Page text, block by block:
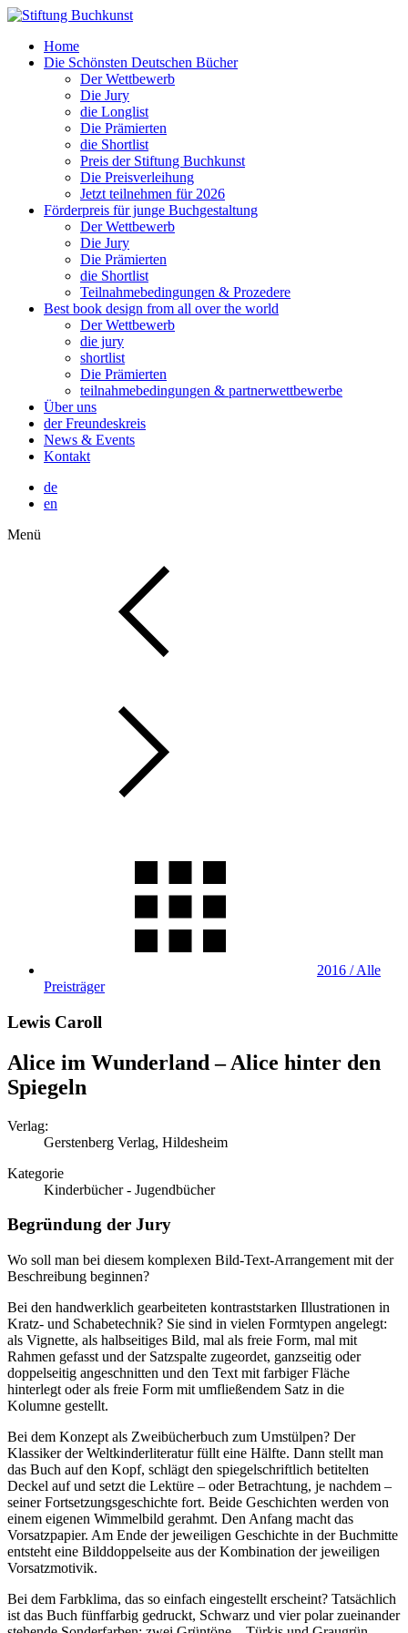
Home
Die Schönsten Deutschen Bücher
Der Wettbewerb
Die Jury
die Longlist
Die Prämierten
die Shortlist
Preis der Stiftung Buchkunst
Die Preisverleihung
Jetzt teilnehmen für 2026
Förderpreis für junge Buchgestaltung
Der Wettbewerb
Die Jury
Die Prämierten
die Shortlist
Teilnahmebedingungen & Prozedere
Best book design from all over the world
Der Wettbewerb
die jury
shortlist
Die Prämierten
teilnahmebedingungen & partnerwettbewerbe
Über uns
der Freundeskreis
News & Events
Kontakt
de
en
Menü
2016 / Alle
Preisträger
Lewis Caroll
Alice im Wunderland – Alice hinter den
Spiegeln
Verlag:
Gerstenberg Verlag, Hildesheim
Kategorie
Kinderbücher - Jugendbücher
Begründung der Jury
Wo soll man bei diesem komplexen Bild-Text-Arrangement mit der
Beschreibung beginnen?
Bei den handwerklich gearbeiteten kontraststarken Illustrationen in
Kratz- und Schabetechnik? Sie sind in vielen Formtypen angelegt:
als Vignette, als halbseitiges Bild, mal als freie Form, mal mit
Rahmen gefasst und der Satzspalte zugeordet, ganzseitig oder
doppelseitig angeschnitten und den Text mit farbiger Fläche
hinterlegt oder als freie Form mit umfließendem Satz in die
Kolumne gestellt.
Bei dem Konzept als Zweibücherbuch zum Umstülpen? Der
Klassiker der Weltkinderliteratur füllt eine Hälfte. Dann stellt man
das Buch auf den Kopf, schlägt den spiegelschriftlich betitelten
Deckel auf und setzt die Lektüre – oder Betrachtung, je nachdem –
seiner Fortsetzungsgeschichte fort. Beide Geschichten werden von
einem eigenen Wimmelbild gerahmt. Den Anfang macht das
Vorsatzpapier. Am Ende der jeweiligen Geschichte in der Buchmitte
entsteht eine Bilddoppelseite aus der Kombination der jeweiligen
Vorsatzmotivik.
Bei dem Farbklima, das so einfach eingestellt erscheint? Tatsächlich
ist das Buch fünffarbig gedruckt, Schwarz und vier polar zueinander